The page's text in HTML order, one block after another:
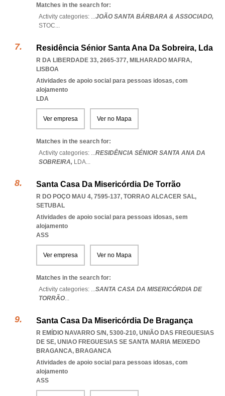
Matches in the search for:
Activity categories: ...JOÃO SANTA BÁRBARA & ASSOCIADO,
STOC...
Residência Sénior Santa Ana Da Sobreira, Lda
R DA LIBERDADE 33, 2665-377, MILHARADO MAFRA,
LISBOA
Atividades de apoio social para pessoas idosas, com
alojamento
LDA
Ver empresa Ver no Mapa
Matches in the search for:
Activity categories: ...RESIDÊNCIA SÉNIOR SANTA ANA DA
SOBREIRA, LDA...
Santa Casa Da Misericórdia De Torrão
R DO POÇO MAU 4, 7595-137, TORRAO ALCACER SAL,
SETUBAL
Atividades de apoio social para pessoas idosas, sem
alojamento
ASS
Ver empresa Ver no Mapa
Matches in the search for:
Activity categories: ...SANTA CASA DA MISERICÓRDIA DE
TORRÃO...
Santa Casa Da Misericórdia De Bragança
R EMÍDIO NAVARRO S/N, 5300-210, UNIÃO DAS FREGUESIAS
DE SE, UNIAO FREGUESIAS SE SANTA MARIA MEIXEDO
BRAGANCA, BRAGANCA
Atividades de apoio social para pessoas idosas, com
alojamento
ASS